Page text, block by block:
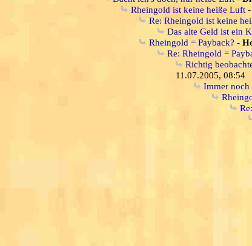
Rheingold ist keine heiße Luft -
Re: Rheingold ist keine
Das alte Geld ist ein
Rheingold = Payback? -
Re: Rheingold =
Richtig
11.07.2005, 08:54
Immer noch